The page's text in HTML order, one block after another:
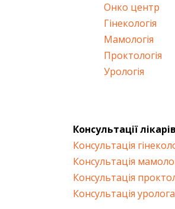
Онко центр
Гінекологія
Мамологія
Проктологія
Урологія
Консультації лікарів
Консультація
Консультація
Консультація
Консультація уролога